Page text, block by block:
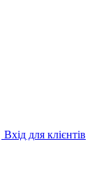
Вхід для клієнтів